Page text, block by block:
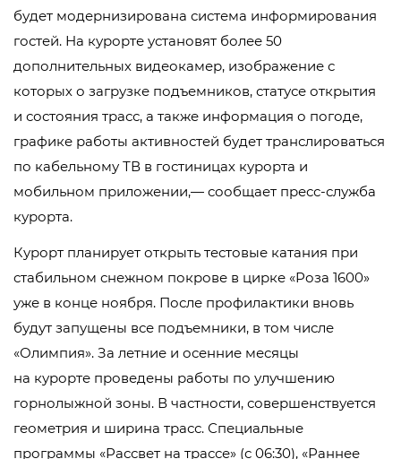
будет модернизирована система информирования
гостей. На курорте установят более 50
дополнительных видеокамер, изображение с
которых о загрузке подъемников, статусе открытия
и состояния трасс, а также информация о погоде,
графике работы активностей будет транслироваться
по кабельному ТВ в гостиницах курорта и
мобильном приложении,— сообщает пресс-служба
курорта.
Курорт планирует открыть тестовые катания при
стабильном снежном покрове в цирке «Роза 1600»
уже в конце ноября. После профилактики вновь
будут запущены все подъемники, в том числе
«Олимпия». За летние и осенние месяцы
на курорте проведены работы по улучшению
горнолыжной зоны. В частности, совершенствуется
геометрия и ширина трасс. Специальные
программы «Рассвет на трассе» (с 06:30), «Раннее